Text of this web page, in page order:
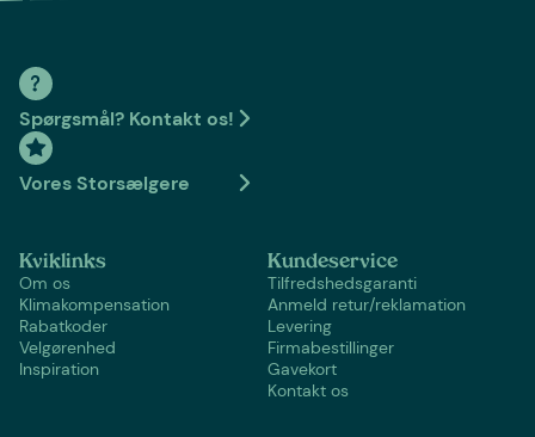
Spørgsmål? Kontakt os!
Vores Storsælgere
Kviklinks
Om os
Klimakompensation
Rabatkoder
Velgørenhed
Inspiration
Kundeservice
Tilfredshedsgaranti
Anmeld retur/reklamation
Levering
Firmabestillinger
Gavekort
Kontakt os